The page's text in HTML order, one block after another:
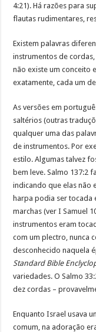
4:21). Há razões para
flautas rudimentares,
Existem palavras
instrumentos de
não existe um conceito
exatamente, cada um
As versões em
saltérios (outras
qualquer uma das
de instrumentos. Por
estilo. Algumas talvez
bem leve. Salmo 137:2
indicando que elas não
harpa podia ser tocada
marchas (ver I Samuel
instrumentos eram
com um plectro, nunca
desconhecido naquela
Standard Bible
variedades. O Salmo
dez cordas –
Enquanto Israel usava
comum, na adoração